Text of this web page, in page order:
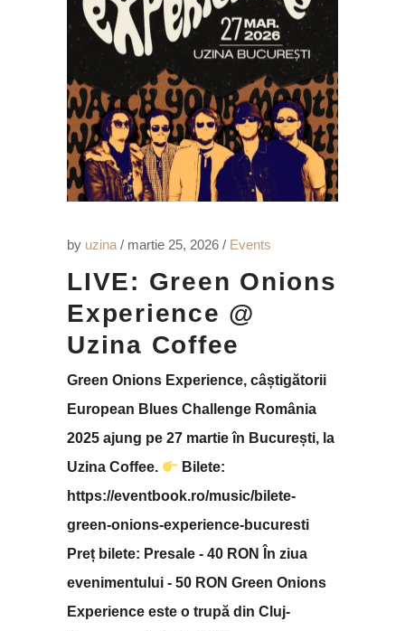
by uzina martie 25, 2026 Events
LIVE: Green Onions
Experience @
Uzina Coffee
Green Onions Experience, câștigătorii
European Blues Challenge România
2025 ajung pe 27 martie în București, la
Uzina Coffee.
Bilete:
https://eventbook.ro/music/bilete-
green-onions-experience-bucuresti
Preț bilete: Presale - 40 RON În ziua
evenimentului - 50 RON Green Onions
Experience este o trupă din Cluj-